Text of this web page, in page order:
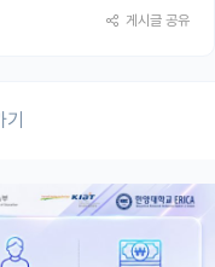
게시글 공유